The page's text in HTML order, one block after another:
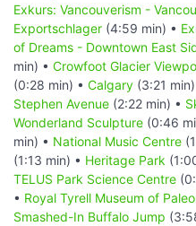
Exkurs: Vancouverism -
Exportschlager (4:59 min) •
of Dreams - Downtown East
min) • Crowfoot Glacier
(0:28 min) • Calgary (3:21
Stephen Avenue (2:22 min) •
Wonderland Sculpture (0:46
min) • National Music Centre
(1:13 min) • Heritage Park
TELUS Park Science Centre
• Royal Tyrell Museum of
Smashed-In Buffalo Jump